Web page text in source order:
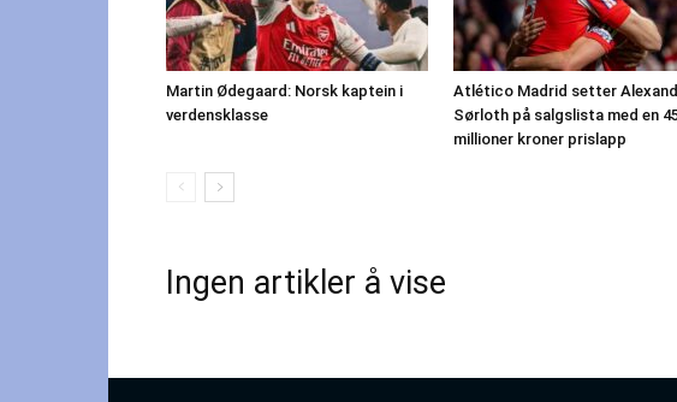
Martin Ødegaard: Norsk kaptein i
verdensklasse
Atlético Madrid setter
Sørloth på salgslista med en
millioner kroner prislapp
Ingen artikler å vise